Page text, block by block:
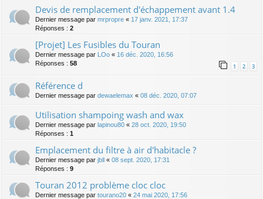
Devis de remplacement d'échappement avant 1.4
Dernier message par mrpropre « 17 janv. 2021, 17:37
Réponses : 2
[Projet] Les Fusibles du Touran
Dernier message par LOo « 16 déc. 2020, 16:56
Réponses : 58 1 2 3
Référence d
Dernier message par dewaelemax « 08 déc. 2020, 07:07
Utilisation shampoing wash and wax
Dernier message par lapinou80 « 28 oct. 2020, 19:50
Réponses : 1
Emplacement du filtre à air d'habitacle ?
Dernier message par jbll « 08 sept. 2020, 17:31
Réponses : 9
Touran 2012 problème cloc cloc
Dernier message par tourano20 « 24 mai 2020, 17:56